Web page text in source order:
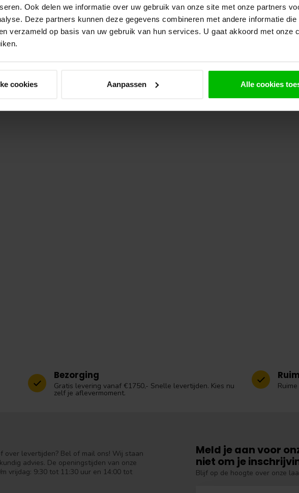
Ook delen we informatie over uw gebruik van onze site met onze partners
Deze partners kunnen deze gegevens combineren met andere informatie die
verzameld op basis van uw gebruik van hun services. U gaat akkoord met onze
cookies Aanpassen Alle cookies
TRENDHOUT
Douglas
Bezorging
Gratis levering vanaf €1750,- Snelle levertijden. Kies nu
zelf je aflevermoment.
over levertijden? Bel of mail ons! Wij staan
advies. De openingstijden van onze
vrijdag: 9:30 tot 11:30 uur en 14:00 tot
Meld je aan voor
niet om je
Blijf op de hoogte over onze